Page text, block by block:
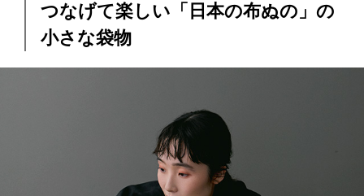
つなげて楽しい「日本の布ぬの」の
小さな袋物